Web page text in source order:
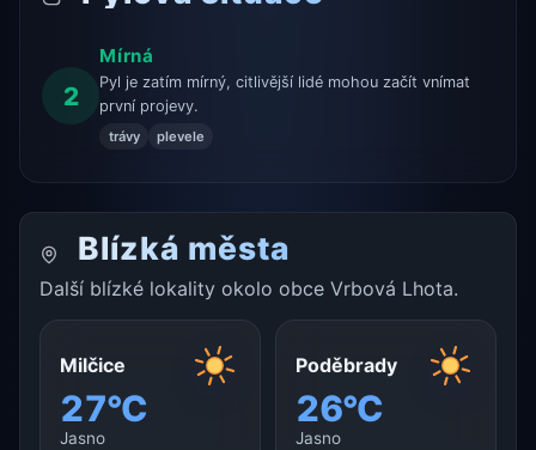
2
Mírná
Pyl je zatím mírný, citlivější lidé mohou začít vnímat
první projevy.
trávy plevele
Blízká města
Další blízké lokality okolo obce Vrbová Lhota.
Milčice
27°C
Jasno
Poděbrady
26°C
Jasno